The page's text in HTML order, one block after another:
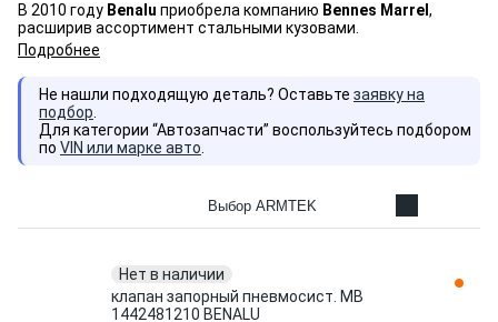
В 2010 году Benalu приобрела компанию Bennes Marrel ,
расширив ассортимент стальными кузовами.
Подробнее
Не нашли подходящую деталь? Оставьте заявку на
подбор
Для категории “Автозапчасти” воспользуйтесь подбором
по VIN или марке авто
Выбор ARMTEK
Нет в наличии
клапан запорный пневмосист. MB
1442481210 BENALU